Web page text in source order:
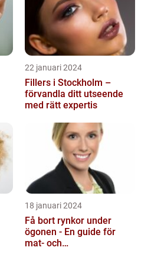
22 januari 2024
Fillers i Stockholm –
förvandla ditt utseende
med rätt expertis
18 januari 2024
Få bort rynkor under
ögonen - En guide för
mat- och